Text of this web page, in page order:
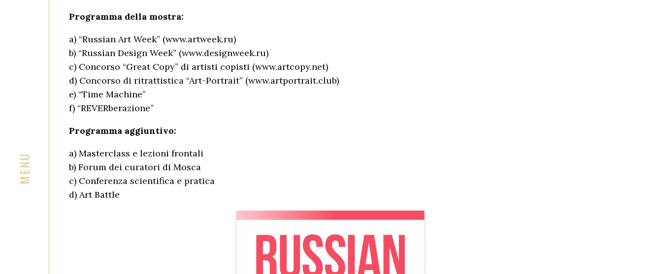
Programma della mostra:
a) “Russian Art Week” (www.artweek.ru)
b) “Russian Design Week” (www.designweek.ru)
c) Concorso “Great Copy” di artisti copisti (www.artcopy.net)
d) Concorso di ritrattistica “Art-Portrait” (www.artportrait.club)
e) “Time Machine”
f) “REVERberazione”
Programma aggiuntivo:
a) Masterclass e lezioni frontali
b) Forum dei curatori di Mosca
c) Conferenza scientifica e pratica
d) Art Battle